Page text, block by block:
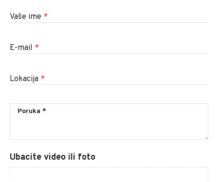
Vaše ime *
E-mail *
Lokacija *
Ubacite video ili foto